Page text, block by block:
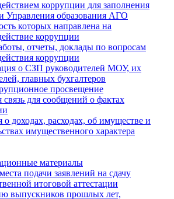
коррупции для заполнения
Управления образования АГО
которых направлена на
коррупции
отчеты, доклады по вопросам
коррупции
о СЗП руководителей МОУ, их
главных бухгалтеров
просвещение
связь для сообщений о фактах
о доходах, расходах, об имуществе и
имущественного характера
материалы
подачи заявлений на сдачу
итоговой аттестации
выпускников прошлых лет,